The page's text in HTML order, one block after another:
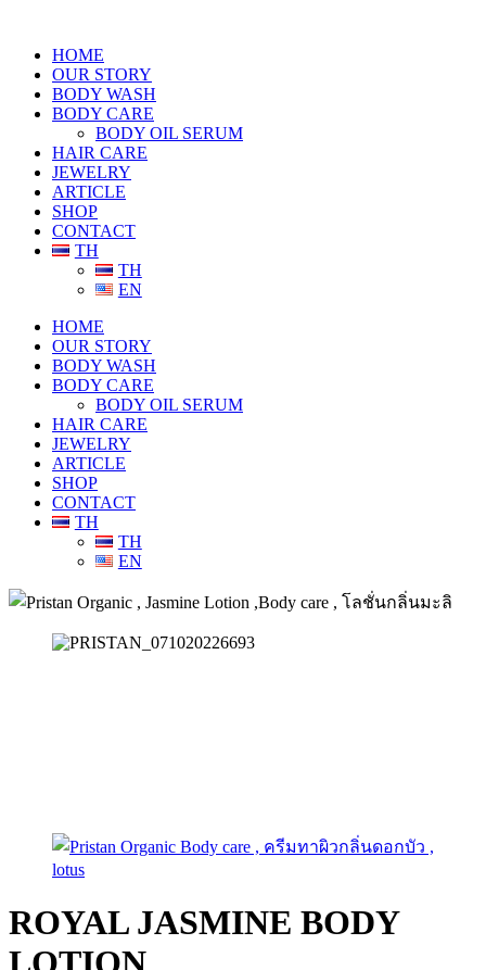
HOME
OUR STORY
BODY WASH
BODY CARE
BODY OIL SERUM
HAIR CARE
JEWELRY
ARTICLE
SHOP
CONTACT
TH
TH
EN
HOME
OUR STORY
BODY WASH
BODY CARE
BODY OIL SERUM
HAIR CARE
JEWELRY
ARTICLE
SHOP
CONTACT
TH
TH
EN
ROYAL JASMINE BODY